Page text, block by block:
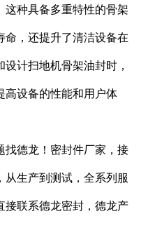
种具备多重特性的骨架
，还提升了清洁设备在
计扫地机骨架油封时，
高设备的性能和用户体
找德龙！密封件厂家，接
生产到测试，全系列服
接联系德龙密封，德龙产